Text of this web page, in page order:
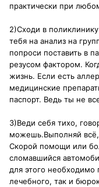
практически при
2)Сходи в
тебя на анализ на
попроси поставить в
резусом фактором.
жизнь. Если есть
медицинские
паспорт. Ведь ты не
3)Веди себя тихо,
можешь.Выполняй всё,
Скорой помощи или
сломавшийся
для этого необходимо
лечебного, так и